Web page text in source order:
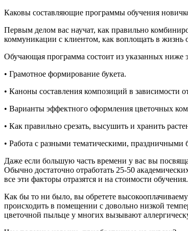
Каковы составляющие программы обучения
Первым делом вас научат, как правильно
коммуникации с клиентом, как воплощать в жизнь
Обучающая программа состоит из указанных ниже
• Грамотное формирование букета.
• Каноны составления композиций в зависимости
• Варианты эффектного оформления цветочных
• Как правильно срезать, высушить и хранить
• Работа с разными тематическими, праздничными
Даже если большую часть времени у вас вы
Обычно достаточно отработать 25-50
все эти факторы отразятся и на стоимости обучения.
Как бы то ни было, вы обретете
происходить в помещении с довольно низкой
цветочной пыльце у многих вызывают